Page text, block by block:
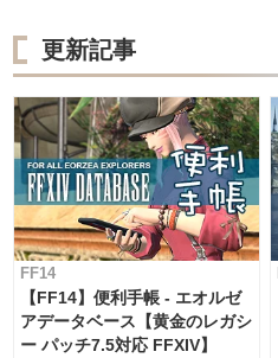
更新記事
FF14
【FF14】便利手帳 - エオルゼ
アデータベース【黄金のレガシ
ー パッチ7.5対応 FFXIV】